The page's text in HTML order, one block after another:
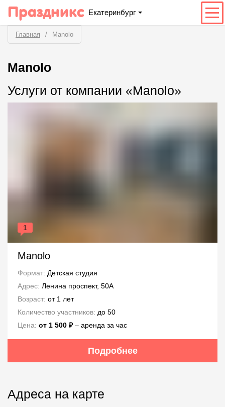
Праздникс Екатеринбург
Главная Manolo
Manolo
Услуги от компании «Manolo»
1
Manolo
Формат: Детская студия
Адрес: Ленина проспект, 50А
Возраст: от 1 лет
Количество участников: до 50
Цена: от 1 500 ₽– аренда за час
Подробнее
Адреса на карте